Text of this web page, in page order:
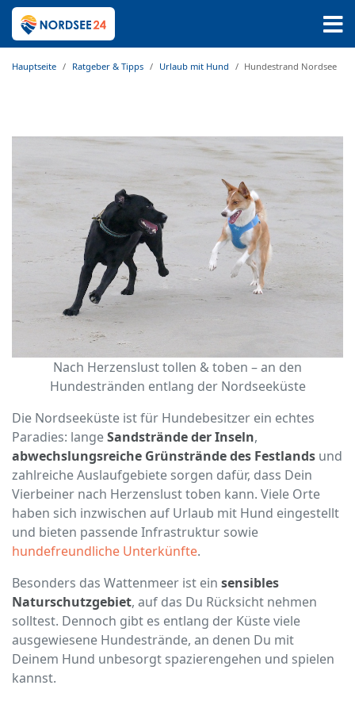
Hauptseite Ratgeber & Tipps Urlaub mit Hund Hundestrand Nordsee
Nach Herzenslust tollen & toben – an den
Hundestränden entlang der Nordseeküste
Die Nordseeküste ist für Hundebesitzer ein echtes
Paradies: langeSandstrände der Inseln,
abwechslungsreiche Grünstrände des Festlands und
zahlreiche Auslaufgebiete sorgen dafür, dass Dein
Vierbeiner nach Herzenslust toben kann. Viele Orte
haben sich inzwischen auf Urlaub mit Hund eingestellt
und bieten passende Infrastruktur sowie
hundefreundliche Unterkünfte.
Besonders das Wattenmeer ist ein sensibles
Naturschutzgebiet, auf das Du Rücksicht nehmen
solltest. Dennoch gibt es entlang der Küste viele
ausgewiesene Hundestrände, an denen Du mit
Deinem Hund unbesorgt spazierengehen und spielen
kannst.